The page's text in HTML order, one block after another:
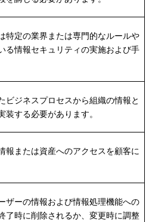
特定の業界または専門的なルールや
る情報セキュリティの実施および手
ビジネスプロセスから組織の情報と
する必要があります。
報または資産へのアクセスを顧客に
ザーの情報および情報処理機能への
了時に削除されるか、変更時に調整